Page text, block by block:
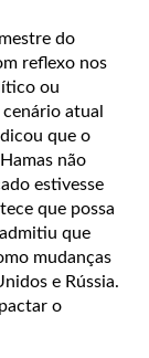
do
reflexo nos
ou
atual
que o
não
estivesse
que possa
que
mudanças
e Rússia.
o